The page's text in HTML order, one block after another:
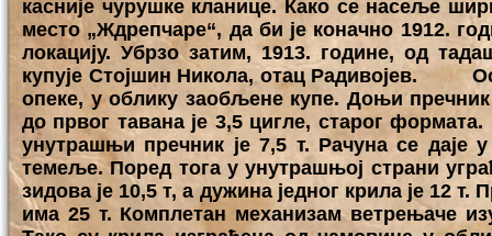
касније чурушке кланице. Како се насеље
место „Ждрепчаре“, да би је коначно 1912.
локацију. Убрзо затим, 1913. године, од
купује Стојшин Никола, отац Радивојев.
опеке, у облику заобљене купе. Доњи
до првог тавана је 3,5 цигле, старог
унутрашњи пречник је 7,5 т. Рачуна се даје
темеље. Поред тога у унутрашњој страни
зидова је 10,5 т, а дужина једног крила је 12
има 25 т. Комплетан механизам ветрењаче